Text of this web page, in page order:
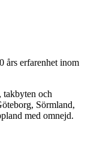
års erfarenhet inom
takbyten och
Sörmland,
med omnejd.